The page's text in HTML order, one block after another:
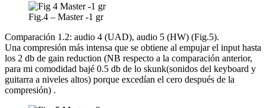
Fig.4 – Master -1 gr
Comparación 1.2: audio 4 (UAD), audio 5 (HW) (Fig.5).
Una compresión más intensa que se obtiene al empujar el input hasta
los 2 db de gain reduction (NB respecto a la comparación anterior,
para mi comodidad bajé 0.5 db de lo skunk(sonidos del keyboard y
guitarra a niveles altos) porque excedían el cero después de la
compresión) .